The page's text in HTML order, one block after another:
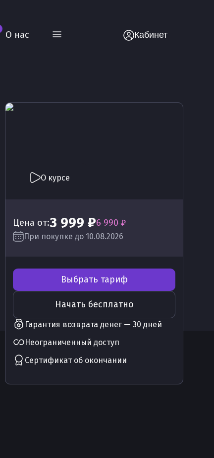
О нас Кабинет
О курсе
Цена от:3 999 ₽6 990 ₽
При покупке до 10.08.2026
Выбрать тариф
Начать бесплатно
Гарантия возврата денег — 30 дней
Неограниченный доступ
Сертификат об окончании